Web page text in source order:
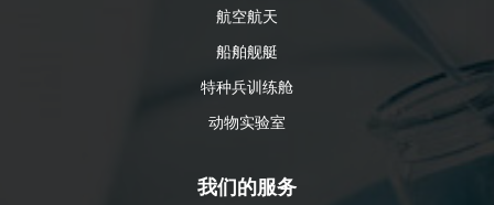
航空航天
船舶舰艇
特种兵训练舱
动物实验室
我们的服务